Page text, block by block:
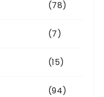
(78)
(7)
(15)
(94)